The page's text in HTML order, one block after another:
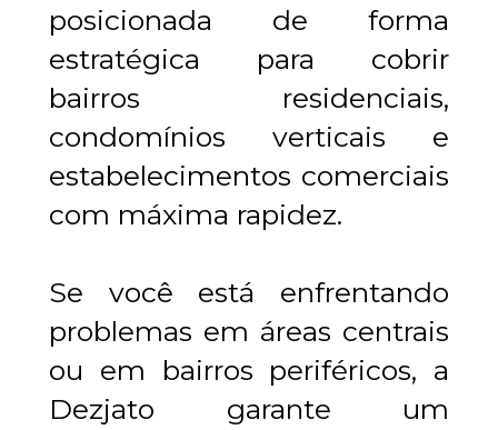
posicionada de forma
estratégica para cobrir
bairros residenciais,
condomínios verticais e
estabelecimentos comerciais
com máxima rapidez.
Se você está enfrentando
problemas em áreas centrais
ou em bairros periféricos, a
Dezjato garante um